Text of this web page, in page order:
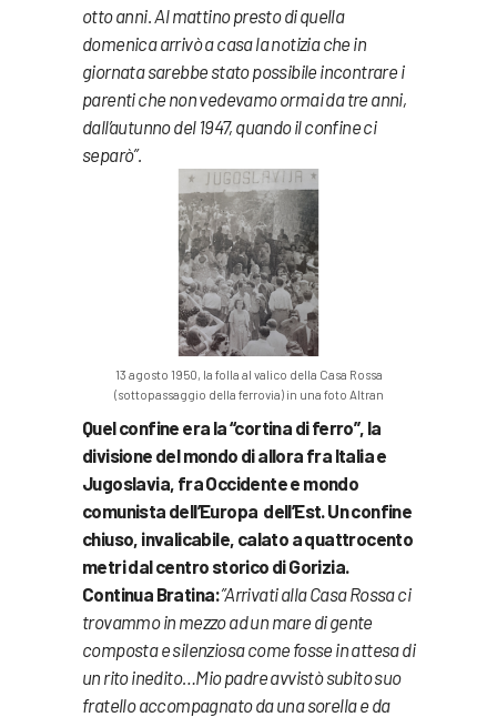
otto anni. Al mattino presto di quella
domenica arrivò a casa la notizia che in
giornata sarebbe stato possibile incontrare i
parenti che non vedevamo ormai da tre anni,
dall’autunno del 1947, quando il confine ci
separò”.
13 agosto 1950, la folla al valico della Casa Rossa
(sottopassaggio della ferrovia) in una foto Altran
Quel confine era la “cortina di ferro”, la
divisione del mondo di allora fra Italia e
Jugoslavia, fra Occidente e mondo
comunista dell’Europa dell’Est. Un confine
chiuso, invalicabile, calato a quattrocento
metri dal centro storico di Gorizia.
Continua Bratina:”Arrivati alla Casa Rossa ci
trovammo in mezzo ad un mare di gente
composta e silenziosa come fosse in attesa di
un rito inedito…Mio padre avvistò subito suo
fratello accompagnato da una sorella e da